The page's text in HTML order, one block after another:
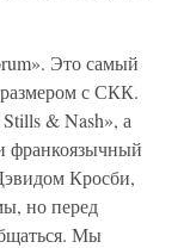
Это самый
с СКК.
& Nash», а
франкоязычный
Кросби,
но перед
Мы